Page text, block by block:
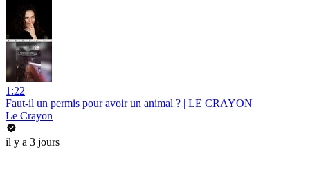
1:22
Faut-il un permis pour avoir un animal ? | LE CRAYON
Le Crayon
il y a 3 jours